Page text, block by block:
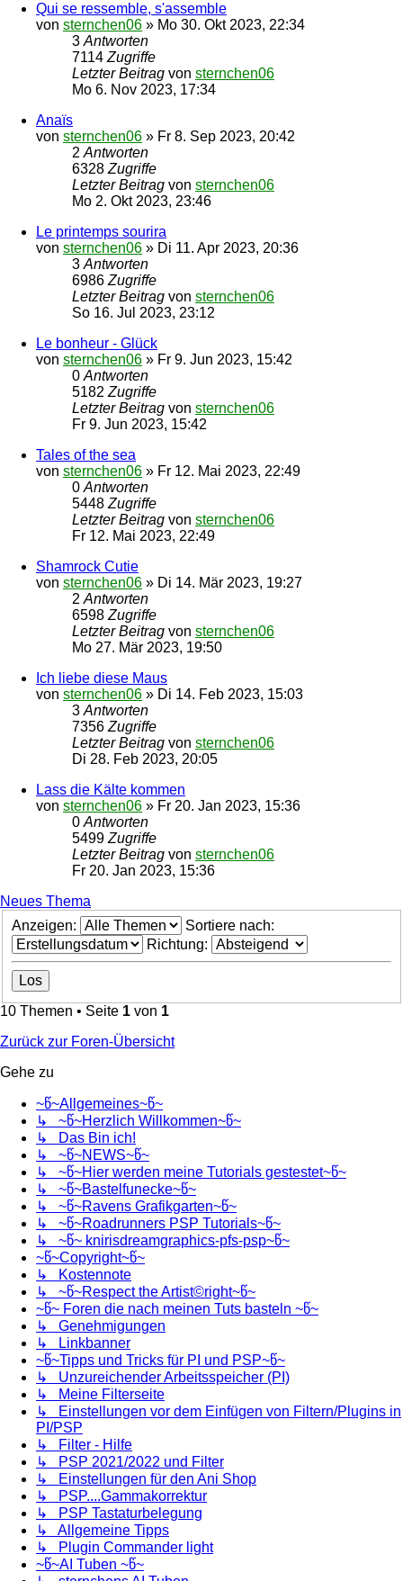
Qui se ressemble, s'assemble
von sternchen06 » Mo 30. Okt 2023, 22:34
3 Antworten
7114 Zugriffe
Letzter Beitrag von sternchen06
Mo 6. Nov 2023, 17:34
Anaïs
von sternchen06 » Fr 8. Sep 2023, 20:42
2 Antworten
6328 Zugriffe
Letzter Beitrag von sternchen06
Mo 2. Okt 2023, 23:46
Le printemps sourira
von sternchen06 » Di 11. Apr 2023, 20:36
3 Antworten
6986 Zugriffe
Letzter Beitrag von sternchen06
So 16. Jul 2023, 23:12
Le bonheur - Glück
von sternchen06 » Fr 9. Jun 2023, 15:42
0 Antworten
5182 Zugriffe
Letzter Beitrag von sternchen06
Fr 9. Jun 2023, 15:42
Tales of the sea
von sternchen06 » Fr 12. Mai 2023, 22:49
0 Antworten
5448 Zugriffe
Letzter Beitrag von sternchen06
Fr 12. Mai 2023, 22:49
Shamrock Cutie
von sternchen06 » Di 14. Mär 2023, 19:27
2 Antworten
6598 Zugriffe
Letzter Beitrag von sternchen06
Mo 27. Mär 2023, 19:50
Ich liebe diese Maus
von sternchen06 » Di 14. Feb 2023, 15:03
3 Antworten
7356 Zugriffe
Letzter Beitrag von sternchen06
Di 28. Feb 2023, 20:05
Lass die Kälte kommen
von sternchen06 » Fr 20. Jan 2023, 15:36
0 Antworten
5499 Zugriffe
Letzter Beitrag von sternchen06
Fr 20. Jan 2023, 15:36
Neues Thema
Anzeigen:
Sortiere nach:
Richtung:
10 Themen • Seite 1 von 1
Zurück zur Foren-Übersicht
Gehe zu
~წ~Allgemeines~წ~
↳ ~წ~Herzlich Willkommen~წ~
↳ Das Bin ich!
↳ ~წ~NEWS~წ~
↳ ~წ~Hier werden meine Tutorials gestestet~წ~
↳ ~წ~Bastelfunecke~წ~
↳ ~წ~Ravens Grafikgarten~წ~
↳ ~წ~Roadrunners PSP Tutorials~წ~
↳ ~წ~ knirisdreamgraphics-pfs-psp~წ~
~წ~Copyright~წ~
↳ Kostennote
↳ ~წ~Respect the Artist©right~წ~
~წ~ Foren die nach meinen Tuts basteln ~წ~
↳ Genehmigungen
↳ Linkbanner
~წ~Tipps und Tricks für PI und PSP~წ~
↳ Unzureichender Arbeitsspeicher (PI)
↳ Meine Filterseite
↳ Einstellungen vor dem Einfügen von Filtern/Plugins in
PI/PSP
↳ Filter - Hilfe
↳ PSP 2021/2022 und Filter
↳ Einstellungen für den Ani Shop
↳ PSP....Gammakorrektur
↳ PSP Tastaturbelegung
↳ Allgemeine Tipps
↳ Plugin Commander light
~წ~AI Tuben ~წ~